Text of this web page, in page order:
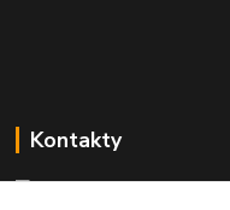
Kontakty